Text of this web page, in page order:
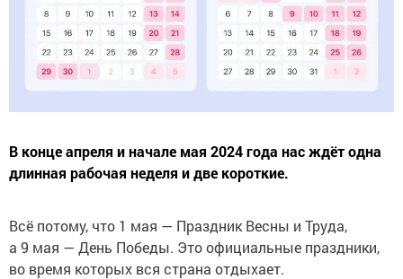
В конце апреля и начале мая 2024 года нас ждёт одна
длинная рабочая неделя и две короткие.
Всё потому, что 1 мая — Праздник Весны и Труда,
а 9 мая — День Победы. Это официальные праздники,
во время которых вся страна отдыхает.